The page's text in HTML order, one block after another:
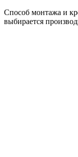
Способ монтажа и
выбирается